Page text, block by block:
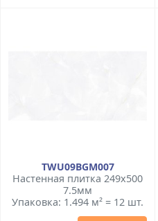
TWU09BGM007
Настенная плитка 249x500
7.5мм
Упаковка: 1.494 м² = 12 шт.